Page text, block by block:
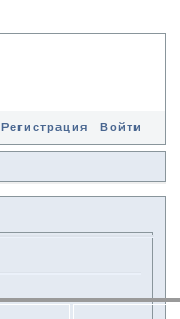
Регистрация Войти